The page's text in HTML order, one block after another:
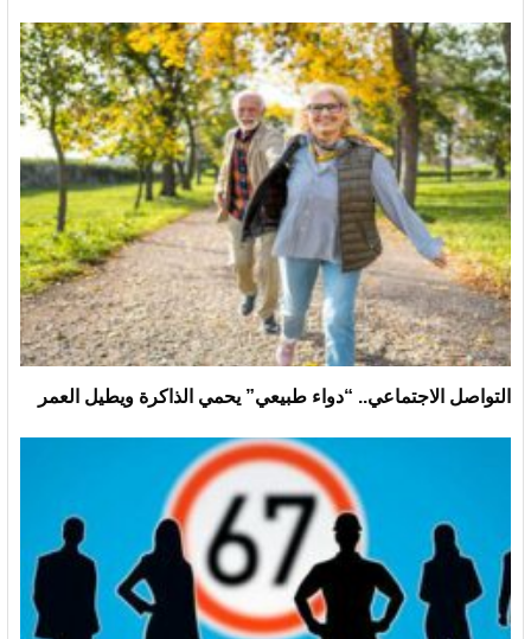
التواصل الاجتماعي.. “دواء طبيعي” يحمي الذاكرة ويطيل العمر